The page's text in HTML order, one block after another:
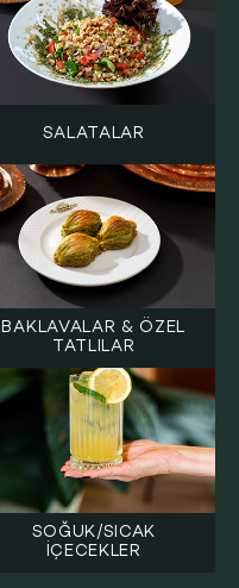
SALATALAR
BAKLAVALAR & ÖZEL
TATLILAR
SOĞUK/SICAK
İÇECEKLER